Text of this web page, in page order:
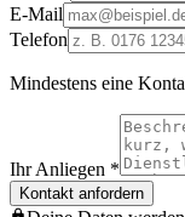
E-Mail
Telefon
Mindestens eine
Ihr Anliegen *
Kontakt anfordern